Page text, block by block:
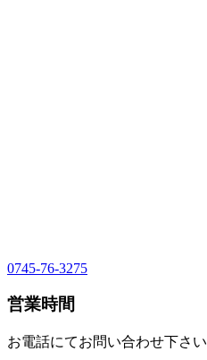
0745-76-3275
営業時間
お電話にてお問い合わせ下さい